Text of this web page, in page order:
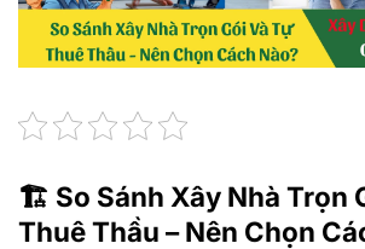
🏗️ So Sánh Xây Nhà Trọn
Thuê Thầu – Nên Chọn